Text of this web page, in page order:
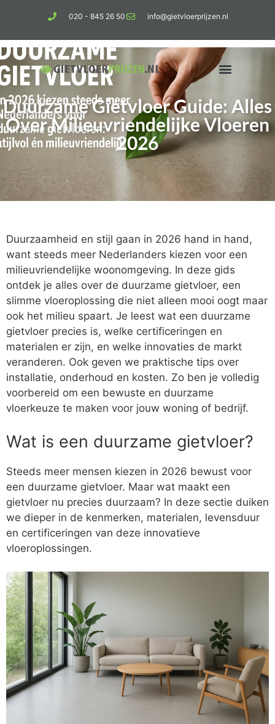
020 - 845 26 50 info@gietvloerprijzen.nl
Duurzame Gietvloer Guide: Alles
Over Milieuvriendelijke Vloeren
2026
Duurzaamheid en stijl gaan in 2026 hand in hand,
want steeds meer Nederlanders kiezen voor een
milieuvriendelijke woonomgeving. In deze gids
ontdek je alles over de duurzame gietvloer, een
slimme vloeroplossing die niet alleen mooi oogt maar
ook het milieu spaart. Je leest wat een duurzame
gietvloer precies is, welke certificeringen en
materialen er zijn, en welke innovaties de markt
veranderen. Ook geven we praktische tips over
installatie, onderhoud en kosten. Zo ben je volledig
voorbereid om een bewuste en duurzame
vloerkeuze te maken voor jouw woning of bedrijf.
Wat is een duurzame gietvloer?
Steeds meer mensen kiezen in 2026 bewust voor
een duurzame gietvloer. Maar wat maakt een
gietvloer nu precies duurzaam? In deze sectie duiken
we dieper in de kenmerken, materialen, levensduur
en certificeringen van deze innovatieve
vloeroplossingen.